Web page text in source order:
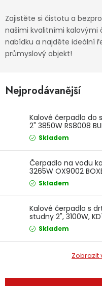
Ochranné pomůcky
Fotovoltaika
Jaký je aktuální stav mé
Velkoobchodní
Servis nářadí
Zajistěte si čistotu a
našimi kvalitními kalovými
nabídku a najděte ideální
průmyslový objekt!
Nejprodávanější
Kalové čerpadlo do
2" 3850W RS8008
Skladem
Čerpadlo na vodu
3265W OX9002
Skladem
Kalové čerpadlo s
studny 2", 3100W,
Skladem
Zobrazit